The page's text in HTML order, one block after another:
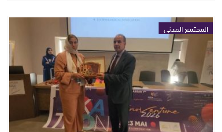
المجتمع المدني